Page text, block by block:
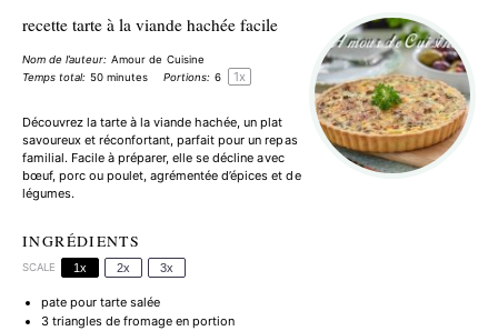
recette tarte à la viande hachée facile
Nom de l’auteur: Amour de Cuisine
Temps total: 50 minutes Portions: 6 1x
Découvrez la tarte à la viande hachée, un plat
savoureux et réconfortant, parfait pour un repas
familial. Facile à préparer, elle se décline avec
bœuf, porc ou poulet, agrémentée d’épices et de
légumes.
INGRÉDIENTS
SCALE 1x 2x 3x
pate pour tarte salée
3triangles de fromage en portion